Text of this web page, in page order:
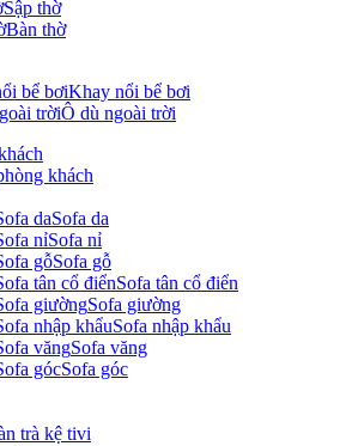
Sập thờ
Bàn thờ
Khay nổi bể bơi
Ô dù ngoài trời
khách
Sofa da
Sofa nỉ
Sofa gỗ
Sofa tân cổ điển
Sofa giường
Sofa nhập khẩu
Sofa văng
Sofa góc
trà kệ tivi